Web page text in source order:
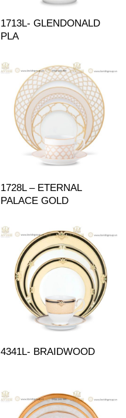
1713L- GLENDONALD
PLA
1728L – ETERNAL
PALACE GOLD
4341L- BRAIDWOOD